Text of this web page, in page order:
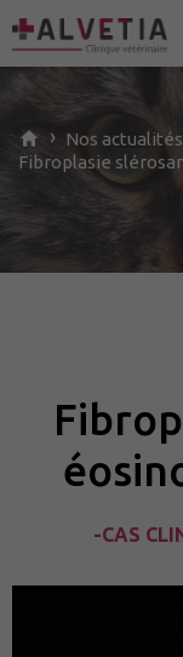
Contenu
› Nos actualités
Fibroplasie
-CAS